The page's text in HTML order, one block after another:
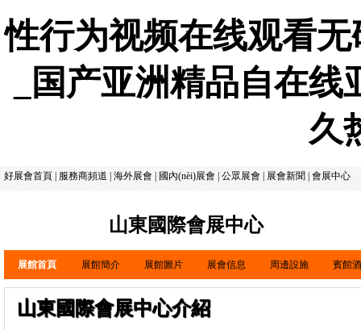
性行为视频在线观看
_国产亚洲精品自在
久
好展會首頁| 服務商頻道 海外展會 國內(nèi)展會 公眾展會 展會新聞 |會展中心
山東國際會展中心
展館首頁 展館簡介 展館圖片 展會信息 周邊設施 賓館
山東國際會展中心介紹